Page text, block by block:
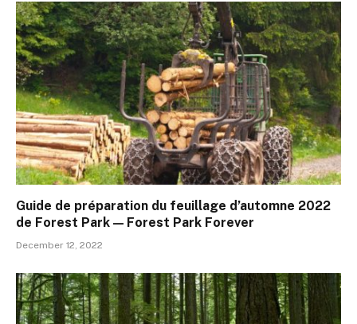
Guide de préparation du feuillage d’automne 2022
de Forest Park — Forest Park Forever
December 12, 2022